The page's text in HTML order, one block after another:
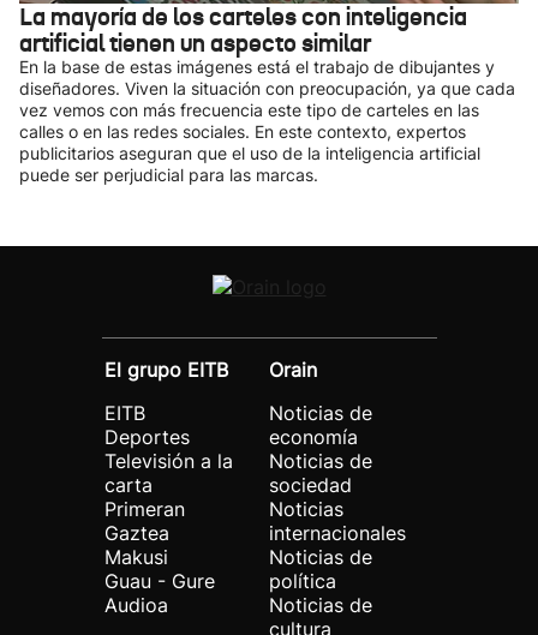
La mayoría de los carteles con inteligencia
artificial tienen un aspecto similar
En la base de estas imágenes está el trabajo de dibujantes y
diseñadores. Viven la situación con preocupación, ya que cada
vez vemos con más frecuencia este tipo de carteles en las
calles o en las redes sociales. En este contexto, expertos
publicitarios aseguran que el uso de la inteligencia artificial
puede ser perjudicial para las marcas.
El grupo EITB
EITB
Deportes
Televisión a la
carta
Primeran
Gaztea
Makusi
Guau - Gure
Audioa
Orain
Noticias de
economía
Noticias de
sociedad
Noticias
internacionales
Noticias de
política
Noticias de
cultura